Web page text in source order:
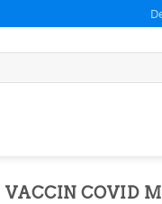
VACCIN COVID